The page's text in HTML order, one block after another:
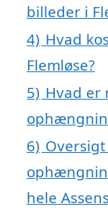
billeder i
4) Hvad
Flemløse?
5) Hvad er
6)
hele